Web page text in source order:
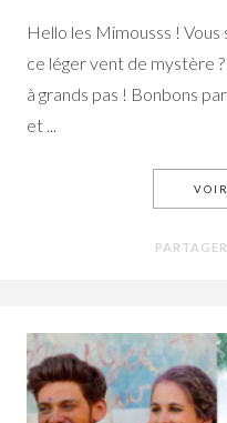
Hello les Mimousss ! Vous
ce léger vent de mystère
à grands pas ! Bonbons
et ...
PARTAGER